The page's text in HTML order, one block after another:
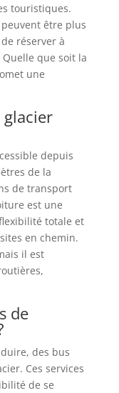
touristiques.
être plus
réserver à
Quelle que soit la
une
depuis
de la
de transport
est une
totale et
en chemin.
il est
de
des bus
Ces services
de se